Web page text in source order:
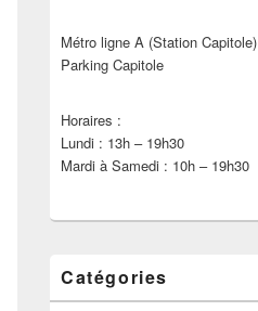
Métro ligne A (Station Capitole)
Parking Capitole
Horaires :
Lundi : 13h – 19h30
Mardi à Samedi : 10h – 19h30
Catégories